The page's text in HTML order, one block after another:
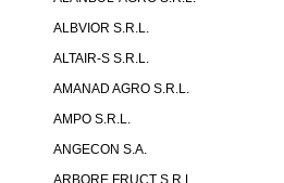
ALBVIOR S.R.L.
ALTAIR-S S.R.L.
AMANAD AGRO S.R.L.
AMPO S.R.L.
ANGECON S.A.
ARBORE FRUCT S.R.L.